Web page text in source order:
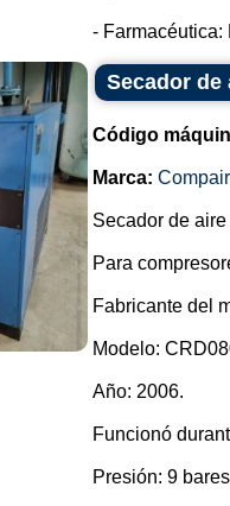
- Farmacéutica:
Secador
Código
Marca: Compair
Secador de
Para
Fabricante del
Modelo:
Año: 2006.
Funcionó
Presión: 9